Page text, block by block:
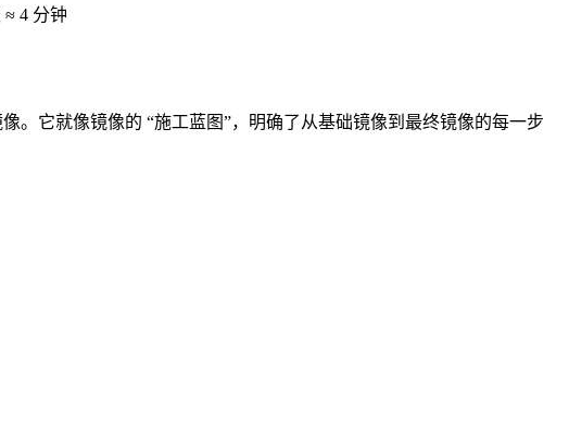
≈ 4 分钟
。它就像镜像的 “施工蓝图”，明确了从基础镜像到最终镜像的每一步